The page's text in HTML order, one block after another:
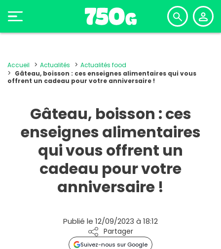
Accueil Actualités
Actualités food
Gâteau, boisson : ces enseignes alimentaires qui vous
offrent un cadeau pour votre anniversaire !
Gâteau, boisson : ces
enseignes alimentaires
qui vous offrent un
cadeau pour votre
anniversaire !
Publié le 12/09/2023 à 18:12
Partager
Suivez-nous sur Google